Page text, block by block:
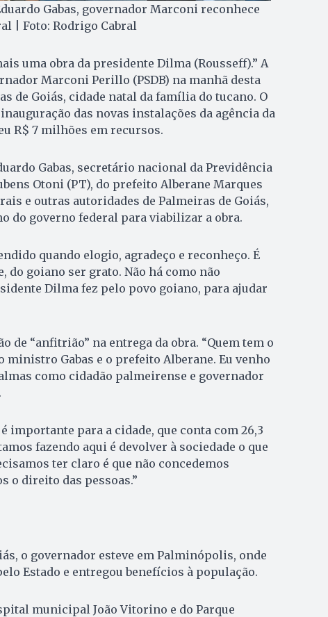
Gabas, governador Marconi reconhece
| Foto: Rodrigo Cabral
uma obra da presidente Dilma (Rousseff).” A
Marconi Perillo (PSDB) na manhã desta
de Goiás, cidade natal da família do tucano. O
das novas instalações da agência da
R$ 7 milhões em recursos.
Gabas, secretário nacional da Previdência
Otoni (PT), do prefeito Alberane Marques
e outras autoridades de Palmeiras de Goiás,
do governo federal para viabilizar a obra.
quando elogio, agradeço e reconheço. É
goiano ser grato. Não há como não
Dilma fez pelo povo goiano, para ajudar
de “anfitrião” na entrega da obra. “Quem tem o
Gabas e o prefeito Alberane. Eu venho
como cidadão palmeirense e governador
importante para a cidade, que conta com 26,3
fazendo aqui é devolver à sociedade o que
ter claro é que não concedemos
o direito das pessoas.”
o governador esteve em Palminópolis, onde
Estado e entregou benefícios à população.
municipal João Vitorino e do Parque